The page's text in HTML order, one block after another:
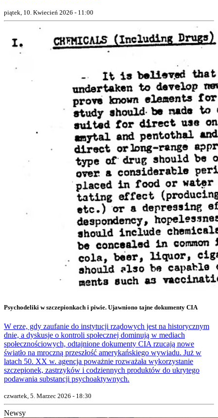
piątek, 10. Kwiecień 2026 - 11:00
Psychodeliki w szczepionkach i piwie. Ujawniono tajne dokumenty CIA
W erze, gdy zaufanie do instytucji rządowych jest na historycznym
dnie, a dyskusje o kontroli społecznej dominują w mediach
społecznościowych, odtajnione dokumenty CIA rzucają nowe
światło na mroczną przeszłość amerykańskiego wywiadu. Już w
latach 50. XX w. agencja poważnie rozważała wykorzystanie
szczepionek, zastrzyków i codziennych produktów do ukrytego
podawania substancji psychoaktywnych.
czwartek, 5. Marzec 2026 - 18:30
Newsy